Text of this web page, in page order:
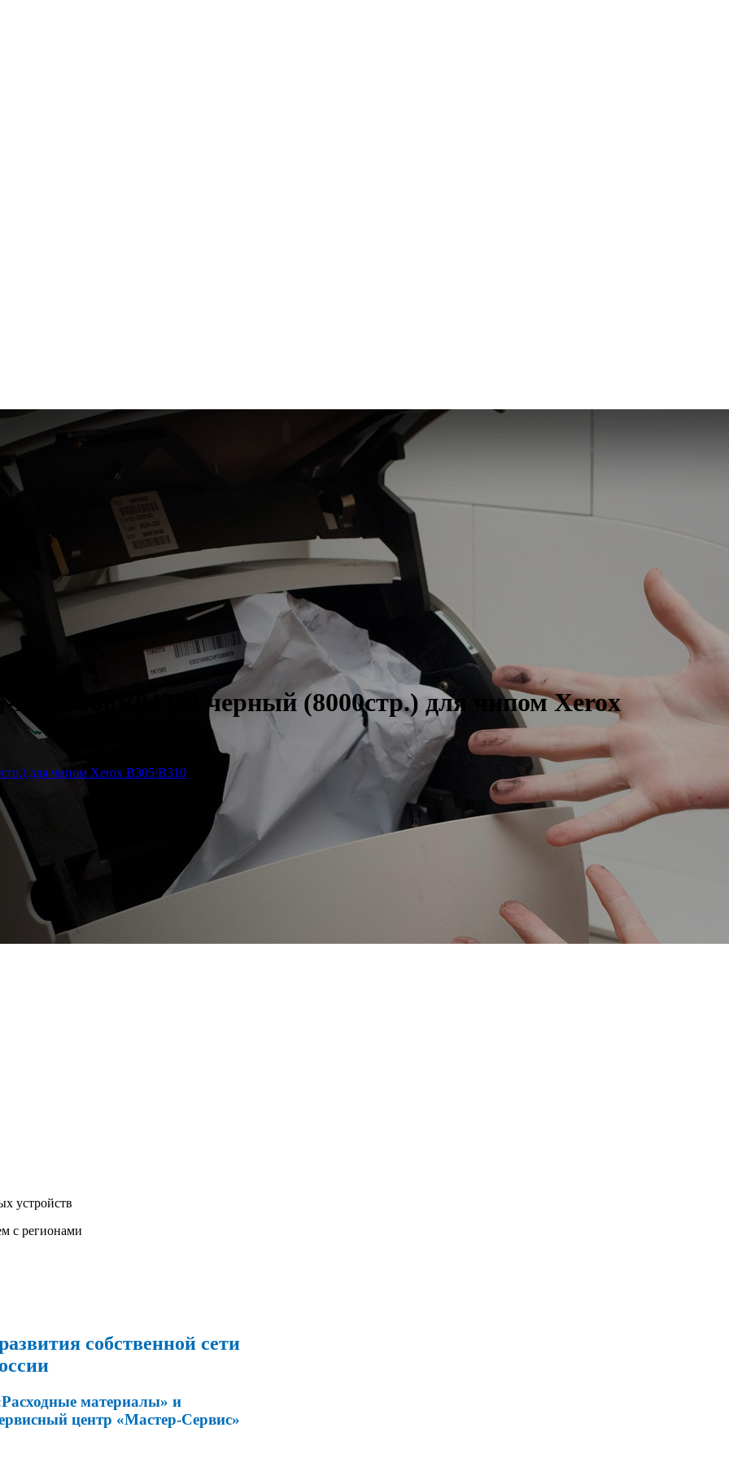
устройств
с регионами
собственной сети
материалы» и
центр «Мастер-Сервис»
006R04380 черный (8000стр.) для чипом Xerox